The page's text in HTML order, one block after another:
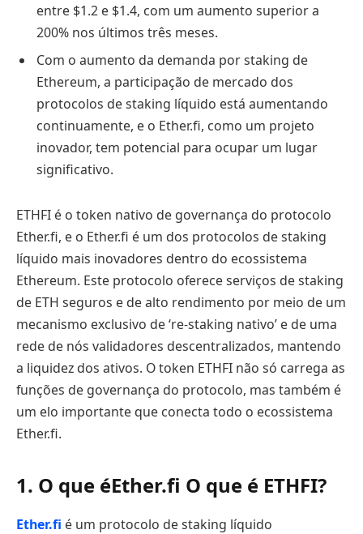
entre $1.2 e $1.4, com um aumento superior a
200% nos últimos três meses.
Com o aumento da demanda por staking de
Ethereum, a participação de mercado dos
protocolos de staking líquido está aumentando
continuamente, e o Ether.fi, como um projeto
inovador, tem potencial para ocupar um lugar
significativo.
ETHFI é o token nativo de governança do protocolo
Ether.fi, e o Ether.fi é um dos protocolos de staking
líquido mais inovadores dentro do ecossistema
Ethereum. Este protocolo oferece serviços de staking
de ETH seguros e de alto rendimento por meio de um
mecanismo exclusivo de ‘re-staking nativo’ e de uma
rede de nós validadores descentralizados, mantendo
a liquidez dos ativos. O token ETHFI não só carrega as
funções de governança do protocolo, mas também é
um elo importante que conecta todo o ecossistema
Ether.fi.
1. O que éEther.fi O que é ETHFI?
Ether.fi é um protocolo de staking líquido